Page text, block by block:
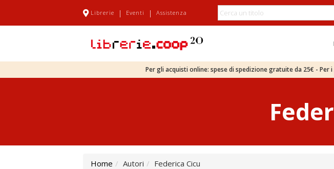
Librerie | Eventi | Assistenza
Per gli acquisti online: spese di spedizione gratuite da 25€ -
Home Autori Federica Cicu